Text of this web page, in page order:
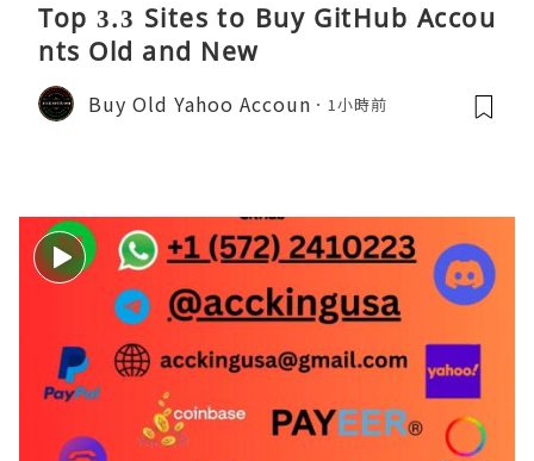
Top 3.3 Sites to Buy GitHub Accou
nts Old and New
Buy Old Yahoo Accoun 1小時前